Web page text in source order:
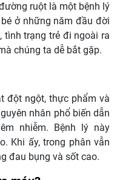
ruột là một bệnh lý
ở những năm đầu đời
tình trạng trẻ đi ngoài ra
chúng ta dễ bắt gặp.
đột ngột, thực phẩm và
nhân phổ biến dẫn
nhiễm. Bệnh lý này
Khi ấy, trong phân vẫn
đau bụng và sốt cao.